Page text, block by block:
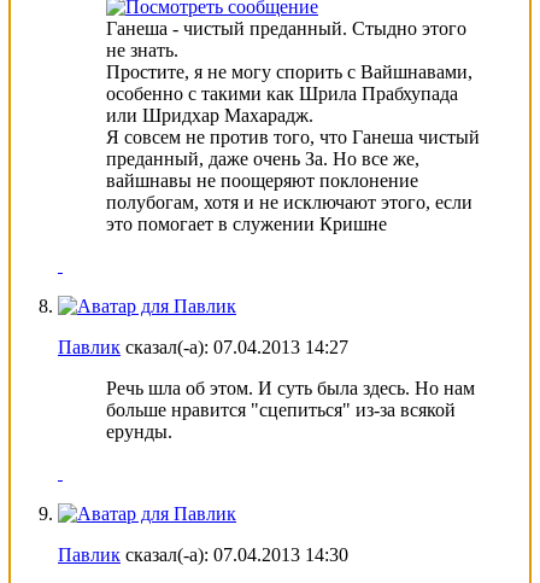
Ганеша - чистый преданный. Стыдно этого
не знать.
Простите, я не могу спорить с Вайшнавами,
особенно с такими как Шрила Прабхупада
или Шридхар Махарадж.
Я совсем не против того, что Ганеша чистый
преданный, даже очень За. Но все же,
вайшнавы не поощеряют поклонение
полубогам, хотя и не исключают этого, если
это помогает в служении Кришне
Павлик сказал(-а): 07.04.2013 14:27
Речь шла об этом. И суть была здесь. Но нам
больше нравится "сцепиться" из-за всякой
ерунды.
Павлик сказал(-а): 07.04.2013 14:30